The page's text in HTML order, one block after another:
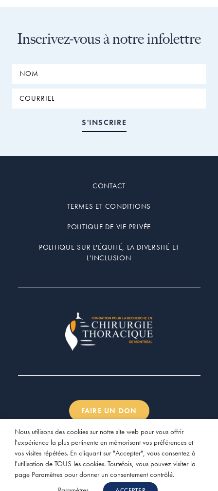
Inscrivez-vous à notre infolettre
CONTACT
TERMES ET CONDITIONS
POLITIQUE DE VIE PRIVÉE
POLITIQUE SUR L'ÉQUITÉ, LA DIVERSITÉ ET
L'INCLUSION
FAIRE UN DON
© 2026 La Fondation pour la recherche en chirurgie
thoracique de Montréal | Site parStudio Three Clover
Nous utilisons des cookies sur notre site web pour vous offrir
l'expérience la plus pertinente en mémorisant vos préférences et
vos visites répétées. En cliquant sur "Accepter", vous consentez à
l'utilisation de TOUS les cookies. Toutefois, vous pouvez visiter la
page Paramètres pour donner un consentement contrôlé.